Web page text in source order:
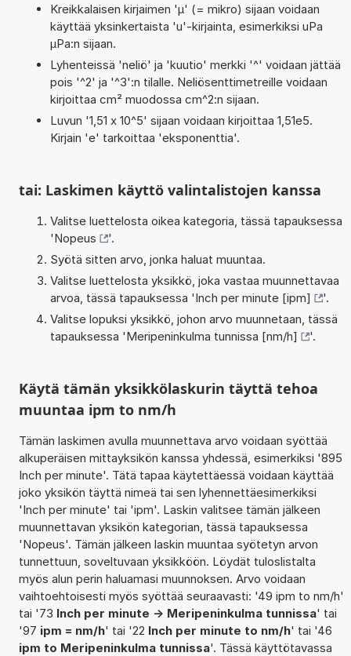
Kreikkalaisen kirjaimen 'µ' (= mikro) sijaan voidaan
käyttää yksinkertaista 'u'-kirjainta, esimerkiksi uPa
µPa:n sijaan.
Lyhenteissä 'neliö' ja 'kuutio' merkki '^' voidaan jättää
pois '^2' ja '^3':n tilalle. Neliösenttimetreille voidaan
kirjoittaa cm² muodossa cm^2:n sijaan.
Luvun '1,51 x 10^5' sijaan voidaan kirjoittaa 1,51e5.
Kirjain 'e' tarkoittaa 'eksponenttia'.
tai: Laskimen käyttö valintalistojen kanssa
Valitse luettelosta oikea kategoria, tässä tapauksessa
'Nopeus
'.
Syötä sitten arvo, jonka haluat muuntaa.
Valitse luettelosta yksikkö, joka vastaa muunnettavaa
arvoa, tässä tapauksessa 'Inch per minute [ipm]
'.
Valitse lopuksi yksikkö, johon arvo muunnetaan, tässä
tapauksessa 'Meripeninkulma tunnissa [nm/h] '.
Käytä tämän yksikkölaskurin täyttä tehoa
muuntaa ipm to nm/h
Tämän laskimen avulla muunnettava arvo voidaan syöttää
alkuperäisen mittayksikön kanssa yhdessä, esimerkiksi '895
Inch per minute'. Tätä tapaa käytettäessä voidaan käyttää
joko yksikön täyttä nimeä tai sen lyhennettäesimerkiksi
'Inch per minute' tai 'ipm'. Laskin valitsee tämän jälkeen
muunnettavan yksikön kategorian, tässä tapauksessa
'Nopeus'. Tämän jälkeen laskin muuntaa syötetyn arvon
tunnettuun, soveltuvaan yksikköön. Löydät tuloslistalta
myös alun perin haluamasi muunnoksen. Arvo voidaan
vaihtoehtoisesti myös syöttää seuraavasti: '49 ipm to nm/h'
tai '73 Inch per minute -> Meripeninkulma tunnissa' tai
'97 ipm = nm/h' tai '22 Inch per minute to nm/h' tai '46
ipm to Meripeninkulma tunnissa'. Tässä käyttötavassa